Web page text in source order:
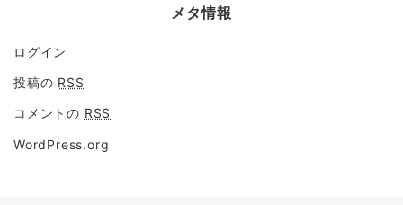
メタ情報
ログイン
投稿の RSS
コメントの RSS
WordPress.org